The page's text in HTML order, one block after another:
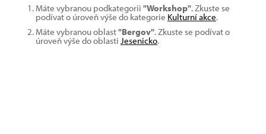
Máte vybranou podkategorii "Workshop". Zkuste se
podívat o úroveň výše do kategorie Kulturní akce.
Máte vybranou oblast"Bergov". Zkuste se podívat o
úroveň výše do oblasti Jesenicko.